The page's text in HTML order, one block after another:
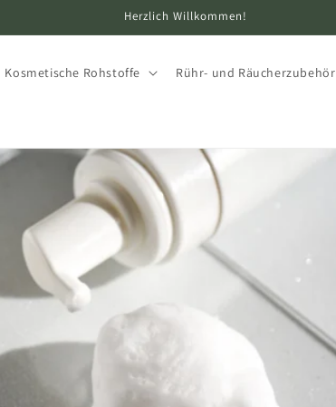
Herzlich Willkommen!
Kosmetische Rohstoffe Rühr- und Räucherzubehör